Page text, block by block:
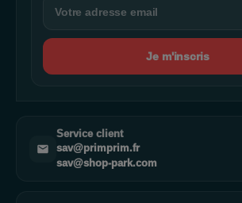
Je m'inscris
Service client
sav@primprim.fr
sav@shop-park.com